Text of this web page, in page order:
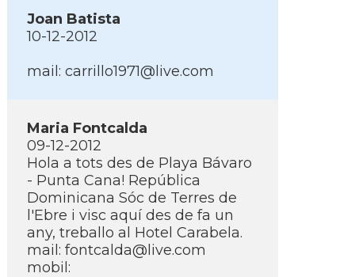
Joan Batista
10-12-2012
mail: carrillo1971@live.com
Maria Fontcalda
09-12-2012
Hola a tots des de Playa Bávaro
- Punta Cana! República
Dominicana Sóc de Terres de
l'Ebre i visc aquí­ des de fa un
any, treballo al Hotel Carabela.
mail: fontcalda@live.com
mobil: